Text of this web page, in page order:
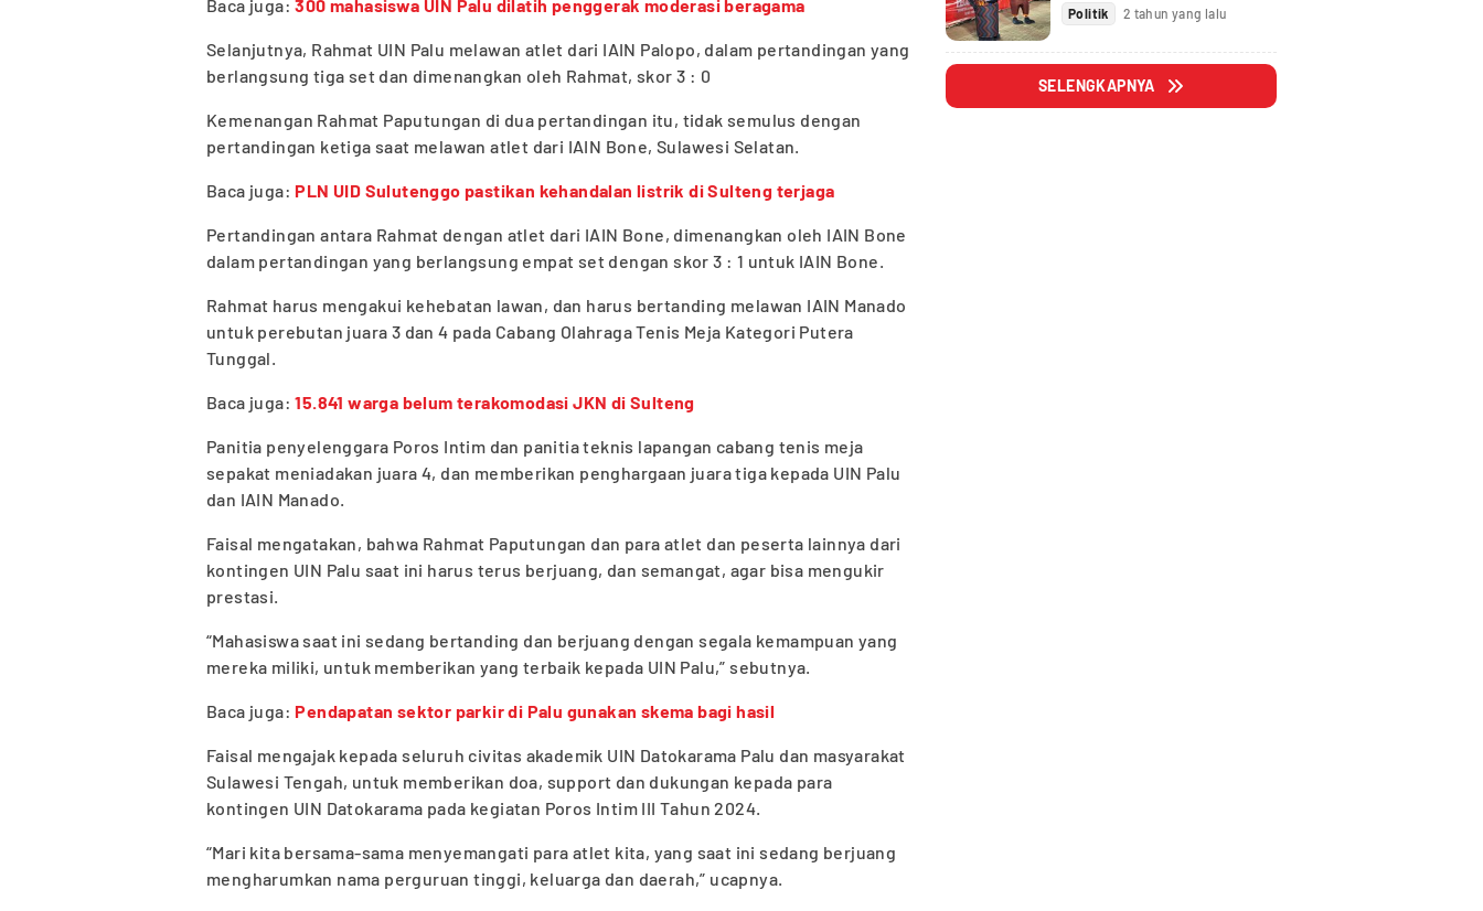
Baca juga:300 mahasiswa UIN Palu dilatih penggerak moderasi beragama
Selanjutnya, Rahmat UIN Palu melawan atlet dari IAIN Palopo, dalam pertandingan yang
berlangsung tiga set dan dimenangkan oleh Rahmat, skor 3 : 0
Kemenangan Rahmat Paputungan di dua pertandingan itu, tidak semulus dengan
pertandingan ketiga saat melawan atlet dari IAIN Bone, Sulawesi Selatan.
Baca juga:PLN UID Sulutenggo pastikan kehandalan listrik di Sulteng terjaga
Pertandingan antara Rahmat dengan atlet dari IAIN Bone, dimenangkan oleh IAIN Bone
dalam pertandingan yang berlangsung empat set dengan skor 3 : 1 untuk IAIN Bone.
Rahmat harus mengakui kehebatan lawan, dan harus bertanding melawan IAIN Manado
untuk perebutan juara 3 dan 4 pada Cabang Olahraga Tenis Meja Kategori Putera
Tunggal.
Baca juga:15.841 warga belum terakomodasi JKN di Sulteng
Panitia penyelenggara Poros Intim dan panitia teknis lapangan cabang tenis meja
sepakat meniadakan juara 4, dan memberikan penghargaan juara tiga kepada UIN Palu
dan IAIN Manado.
Faisal mengatakan, bahwa Rahmat Paputungan dan para atlet dan peserta lainnya dari
kontingen UIN Palu saat ini harus terus berjuang, dan semangat, agar bisa mengukir
prestasi.
“Mahasiswa saat ini sedang bertanding dan berjuang dengan segala kemampuan yang
mereka miliki, untuk memberikan yang terbaik kepada UIN Palu,” sebutnya.
Baca juga:Pendapatan sektor parkir di Palu gunakan skema bagi hasil
Faisal mengajak kepada seluruh civitas akademik UIN Datokarama Palu dan masyarakat
Sulawesi Tengah, untuk memberikan doa, support dan dukungan kepada para
kontingen UIN Datokarama pada kegiatan Poros Intim III Tahun 2024.
“Mari kita bersama-sama menyemangati para atlet kita, yang saat ini sedang berjuang
mengharumkan nama perguruan tinggi, keluarga dan daerah,” ucapnya.
Politik 2 tahun yang lalu
SELENGKAPNYA